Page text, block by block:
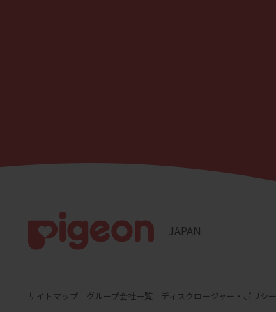
サイトマップ グループ会社一覧 ディスクロージャー・ポリシー
JAPAN